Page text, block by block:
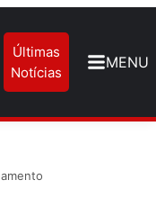
Últimas
Notícias
MENU